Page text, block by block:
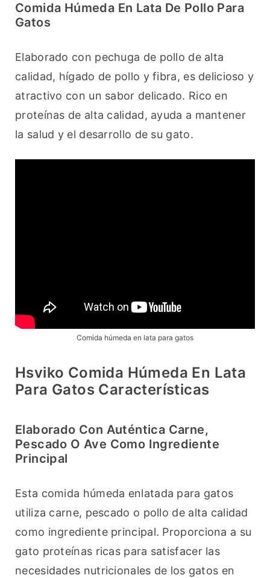
Comida Húmeda En Lata De Pollo Para
Gatos
Elaborado con pechuga de pollo de alta
calidad, hígado de pollo y fibra, es delicioso y
atractivo con un sabor delicado. Rico en
proteínas de alta calidad, ayuda a mantener
la salud y el desarrollo de su gato.
Comida húmeda en lata para gatos
Hsviko Comida Húmeda En Lata
Para Gatos Características
Elaborado Con Auténtica Carne,
Pescado O Ave Como Ingrediente
Principal
Esta comida húmeda enlatada para gatos
utiliza carne, pescado o pollo de alta calidad
como ingrediente principal. Proporciona a su
gato proteínas ricas para satisfacer las
necesidades nutricionales de los gatos en